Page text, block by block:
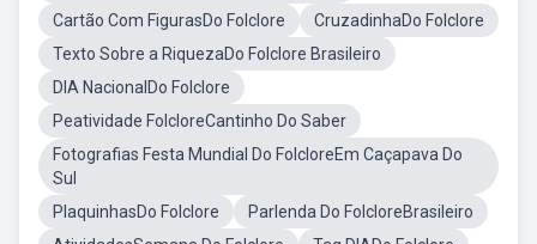
Cartão Com FigurasDo Folclore
CruzadinhaDo Folclore
Texto Sobre a RiquezaDo Folclore Brasileiro
DIA NacionalDo Folclore
Peatividade FolcloreCantinho Do Saber
Fotografias Festa Mundial Do FolcloreEm Caçapava Do
Sul
PlaquinhasDo Folclore
Parlenda Do FolcloreBrasileiro